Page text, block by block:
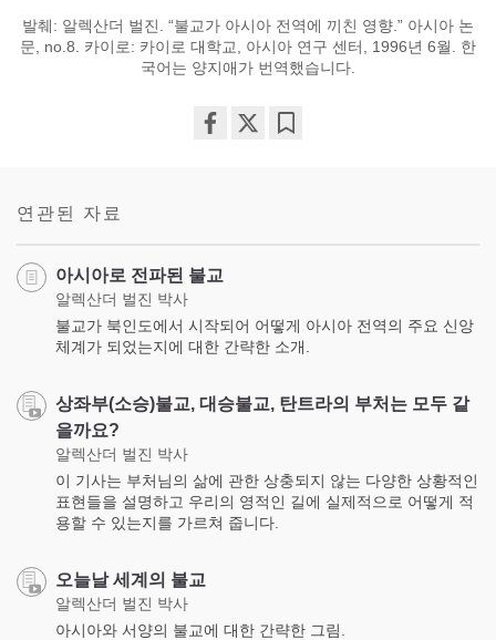
발췌: 알렉산더 벌진. “불교가 아시아 전역에 끼친 영향.” 아시아 논
문, no.8. 카이로: 카이로 대학교, 아시아 연구 센터, 1996년 6월. 한
국어는 양지애가 번역했습니다.
연관된 자료
아시아로 전파된 불교
알렉산더 벌진 박사
불교가 북인도에서 시작되어 어떻게 아시아 전역의 주요 신앙
체계가 되었는지에 대한 간략한 소개.
상좌부(소승)불교, 대승불교, 탄트라의 부처는 모두 같
을까요?
알렉산더 벌진 박사
이 기사는 부처님의 삶에 관한 상충되지 않는 다양한 상황적인
표현들을 설명하고 우리의 영적인 길에 실제적으로 어떻게 적
용할 수 있는지를 가르쳐 줍니다.
오늘날 세계의 불교
알렉산더 벌진 박사
아시아와 서양의 불교에 대한 간략한 그림.